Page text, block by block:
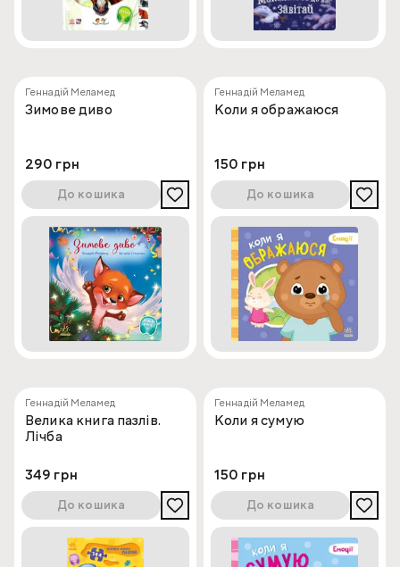
Геннадій Меламед
Зимове диво
290 грн
До кошика
Геннадій Меламед
Коли я ображаюся
150 грн
До кошика
Геннадій Меламед
Велика книга пазлів.
Лічба
349 грн
До кошика
Геннадій Меламед
Коли я сумую
150 грн
До кошика